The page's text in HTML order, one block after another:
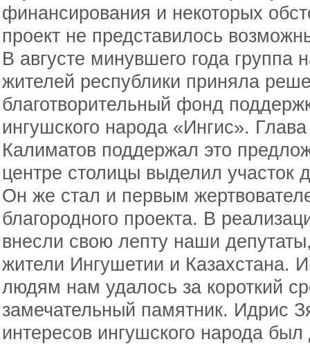
финансирования и некоторых
проект не представилось
В августе минувшего года
жителей республики приняла
благотворительный фонд
ингушского народа «Ингис».
Калиматов поддержал это
центре столицы выделил
Он же стал и первым
благородного проекта. В
внесли свою лепту наши
жители Ингушетии и Казахстана.
людям нам удалось за короткий
замечательный памятник. Идрис
интересов ингушского народа